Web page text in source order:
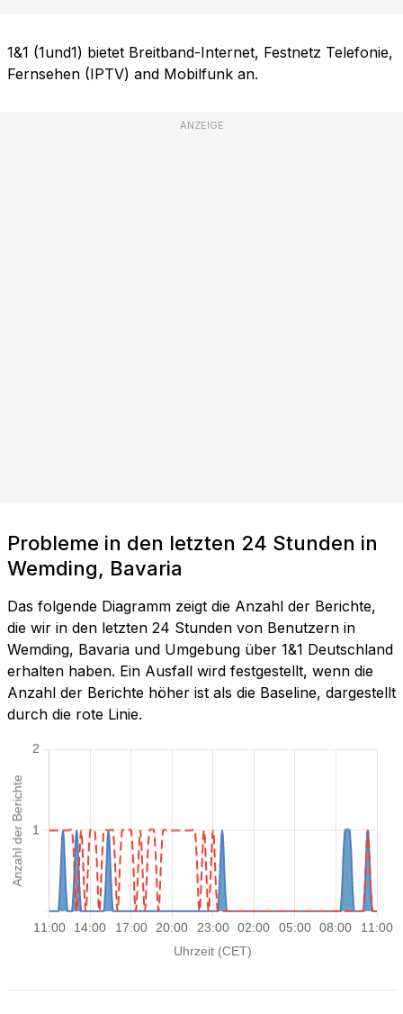
1&1 (1und1) bietet Breitband-Internet, Festnetz Telefonie,
Fernsehen (IPTV) and Mobilfunk an.
ANZEIGE
Probleme in den letzten 24 Stunden in
Wemding, Bavaria
Das folgende Diagramm zeigt die Anzahl der Berichte,
die wir in den letzten 24 Stunden von Benutzern in
Wemding, Bavaria und Umgebung über 1&1 Deutschland
erhalten haben. Ein Ausfall wird festgestellt, wenn die
Anzahl der Berichte höher ist als die Baseline, dargestellt
durch die rote Linie.